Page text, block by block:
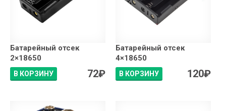
Батарейный отсек
2×18650
В КОРЗИНУ 72₽
Батарейный отсек
4×18650
В КОРЗИНУ 120₽